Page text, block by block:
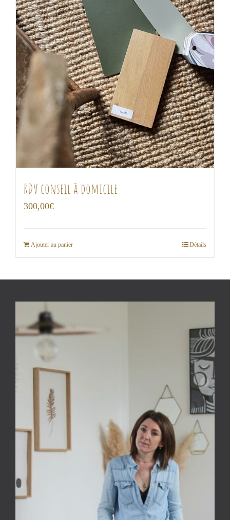
RDV conseil à domicile
300,00€
Ajouter au panier Détails